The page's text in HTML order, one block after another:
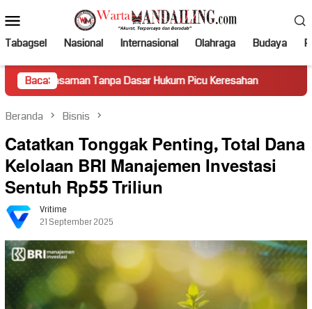
ke
kontenMobile
Tabagsel Nasional Internasional Olahraga Budaya
Baca:
Tanpa Dasar Hukum Picu Keresahan Truk Miring
Beranda Bisnis
Catatkan Tonggak Penting, Total Dana
Kelolaan BRI Manajemen Investasi
Sentuh Rp55 Triliun
Vritime
21 September 2025